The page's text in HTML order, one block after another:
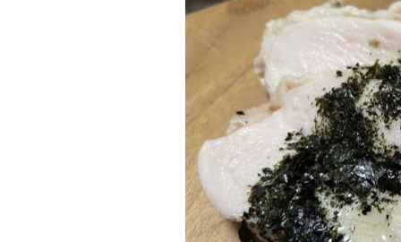
・海苔茶漬
・えいひれ
・のりを使